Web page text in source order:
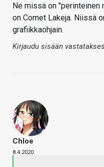
Ne missä on "perinteinen
on Comet Lakeja. Niissä
grafiikkaohjain.
Kirjaudu sisään
Chloe
8.4.2020